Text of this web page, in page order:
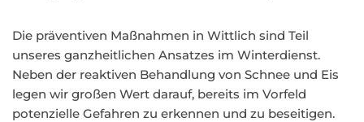
Die präventiven Maßnahmen in Wittlich sind Teil
unseres ganzheitlichen Ansatzes im Winterdienst.
Neben der reaktiven Behandlung von Schnee und Eis
legen wir großen Wert darauf, bereits im Vorfeld
potenzielle Gefahren zu erkennen und zu beseitigen.